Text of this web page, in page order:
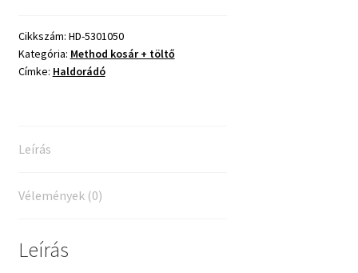
Cikkszám: HD-5301050
Kategória: Method kosár + töltő
Címke: Haldorádó
Leírás
Vélemények (0)
Leírás